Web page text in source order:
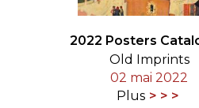
2022 Posters
Old Imprints
02 mai 2022
Plus